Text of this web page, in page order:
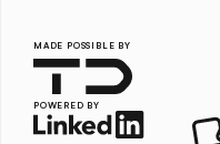
MADE POSSIBLE BY
POWERED BY